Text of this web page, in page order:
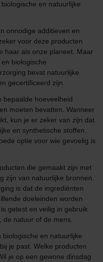
en natuurlijke
onnodige additieven en
voor deze producten
haar als onze planeet. Maar
biologische
bevat natuurlijke
gecertificeerd zijn.
bepaalde hoeveelheid
moeten bevatten. Wanneer
kun je er zeker van zijn dat
en synthetische stoffen.
optie voor wie gevoelig is
die gemaakt zijn met
zijn van natuurlijke bronnen.
is dat de ingrediënten
doeleinden worden
getest en veilig in gebruik
natuur of de mens.
en natuurlijke
je past. Welke producten
je op een gewone dinsdag